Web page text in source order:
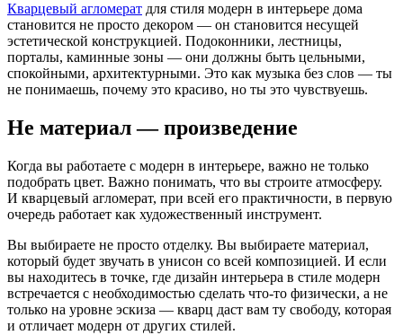
Кварцевый агломерат для стиля модерн в интерьере дома
становится не просто декором — он становится несущей
эстетической конструкцией. Подоконники, лестницы,
порталы, каминные зоны — они должны быть цельными,
спокойными, архитектурными. Это как музыка без слов — ты
не понимаешь, почему это красиво, но ты это чувствуешь.
Не материал — произведение
Когда вы работаете с модерн в интерьере, важно не только
подобрать цвет. Важно понимать, что вы строите атмосферу.
И кварцевый агломерат, при всей его практичности, в первую
очередь работает как художественный инструмент.
Вы выбираете не просто отделку. Вы выбираете материал,
который будет звучать в унисон со всей композицией. И если
вы находитесь в точке, где дизайн интерьера в стиле модерн
встречается с необходимостью сделать что-то физически, а не
только на уровне эскиза — кварц даст вам ту свободу, которая
и отличает модерн от других стилей.